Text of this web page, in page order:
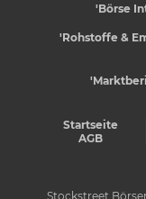
'Börse
'Rohstoffe &
Startseite
AGB
Stockstreet